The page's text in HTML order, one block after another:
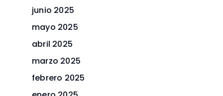
junio 2025
mayo 2025
abril 2025
marzo 2025
febrero 2025